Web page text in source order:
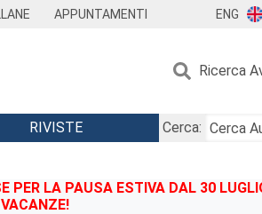
APPUNTAMENTI ENG
Ricerca
RIVISTE
Cerca:
PER LA PAUSA ESTIVA DAL 30
VACANZE!